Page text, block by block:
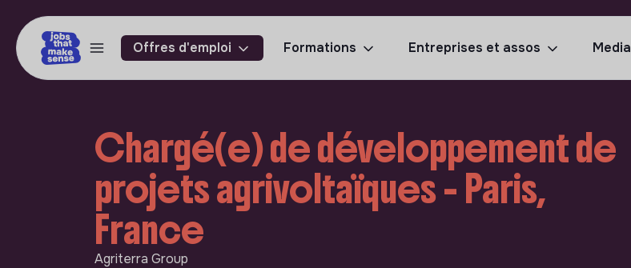
Offres d'emploi Formations Entreprises et assos Media
Chargé(e) de développement de
projets agrivoltaïques - Paris,
France
Agriterra Group